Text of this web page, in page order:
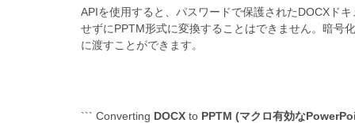
APIを使用すると、パスワードで保護されたDOCXド
せずにPPTM形式に変換することはできません。暗号
に渡すことができます。
``` Converting DOCX to PPTM (マクロ有効な